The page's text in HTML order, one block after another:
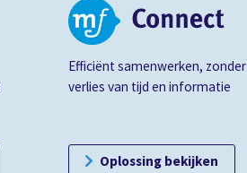
Efficiënt samenwerken, zonder
verlies van tijd en informatie
Oplossing bekijken